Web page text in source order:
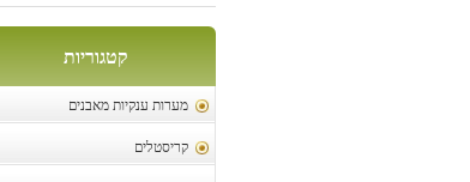
קטגוריות
מערות ענקיות מאבנים
קריסטלים